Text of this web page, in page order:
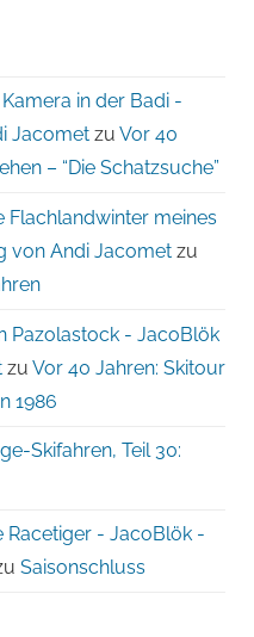
in der Badi -
Jacomet zu Vor 40
– “Die Schatzsuche”
Flachlandwinter meines
von Andi Jacomet zu
Pazolastock - JacoBlök
zu Vor 40 Jahren: Skitour
1986
Skifahren, Teil 30:
Racetiger - JacoBlök -
Saisonschluss